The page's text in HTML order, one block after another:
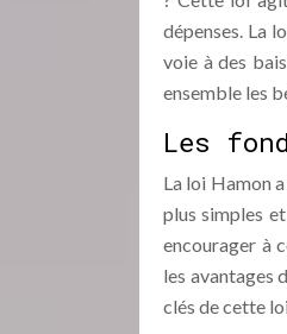
dépenses. La
voie à des
ensemble les
Les
La loi Hamon
plus simples
encourager à
les avantages
clés de cette